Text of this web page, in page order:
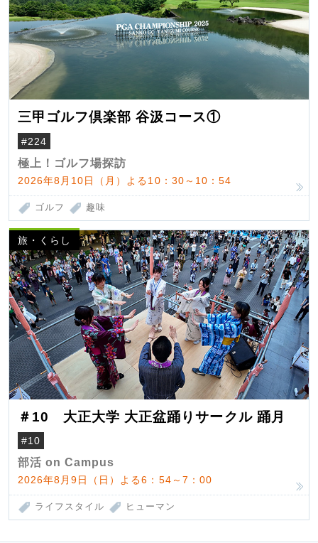
三甲ゴルフ倶楽部 谷汲コース①
#224
極上！ゴルフ場探訪
2026年8月10日（月）よる10：30～10：54
ゴルフ 趣味
旅・くらし
＃10 大正大学 大正盆踊りサークル 踊月
#10
部活 on Campus
2026年8月9日（日）よる6：54～7：00
ライフスタイル ヒューマン